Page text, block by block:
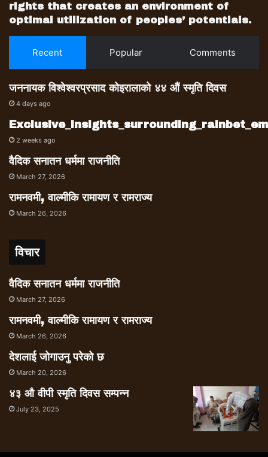
rights that creates an environment of
optimal utilization of peoples’ potentials.
Recent Popular Comments
जननायक विश्वेश्वरप्रसाद कोइरालाको ४४ औं स्मृति दिवस
4 days ago
2 weeks ago
वैदिक सनातन धर्ममा राजनीति
March 27, 2026
रामनवमी, वाल्मीकि रामायण र रामराज्य
March 26, 2026
विचार
वैदिक सनातन धर्ममा राजनीति
March 27, 2026
रामनवमी, वाल्मीकि रामायण र रामराज्य
March 26, 2026
देशलाई जोगाउनु परेको छ
March 20, 2026
४३ औ वीपी स्मृति दिवस सम्पन्न
July 23, 2025